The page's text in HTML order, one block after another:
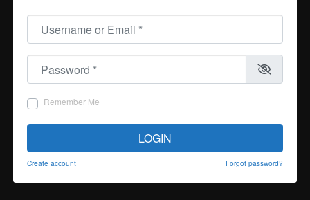
Username or Email
Password
Remember Me
LOGIN
Create account Forgot password?